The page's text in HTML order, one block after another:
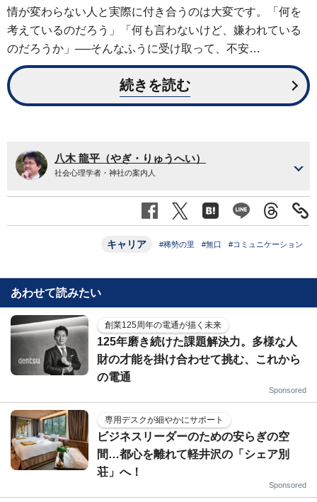
情が変わらない人と実際に付き合うのは大変です。「何を
考えているのだろう」「何も言わないけど、嫌われている
のだろうか」──そんなふうに受け取って、不安…
続きを読む
八木 龍平（やぎ・りゅうへい）
社会心理学者・神社の案内人
キャリア #稀勢の里 #無口 #コミュニケーション
あわせて読みたい
創業125周年の電通が描く未来
125年磨き続けた課題解決力。多様な人
財の才能を掛け合わせて挑む、これから
の電通
Sponsored
専用デスクが細やかにサポート
ビジネスリーダーのための安らぎの空
間…都心を離れて軽井沢の「シェア別
荘」へ！
Sponsored